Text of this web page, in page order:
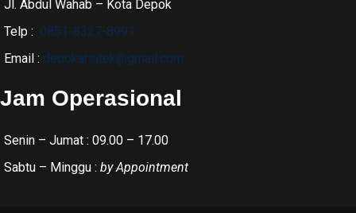
Jl. Abdul Wahab – Kota Depok
Telp : 0851-8327-8991
Email : depokarsitek@gmail.com
Jam Operasional
Senin – Jumat : 09.00 – 17.00
Sabtu – Minggu : by Appointment